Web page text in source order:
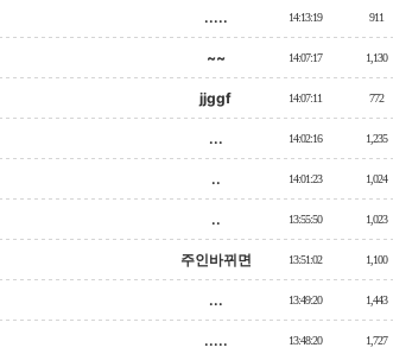
..... 14:13:19 911
~~ 14:07:17 1,130
jjggf 14:07:11 772
... 14:02:16 1,235
.. 14:01:23 1,024
.. 13:55:50 1,023
주인바뀌면 13:51:02 1,100
... 13:49:20 1,443
..... 13:48:20 1,727